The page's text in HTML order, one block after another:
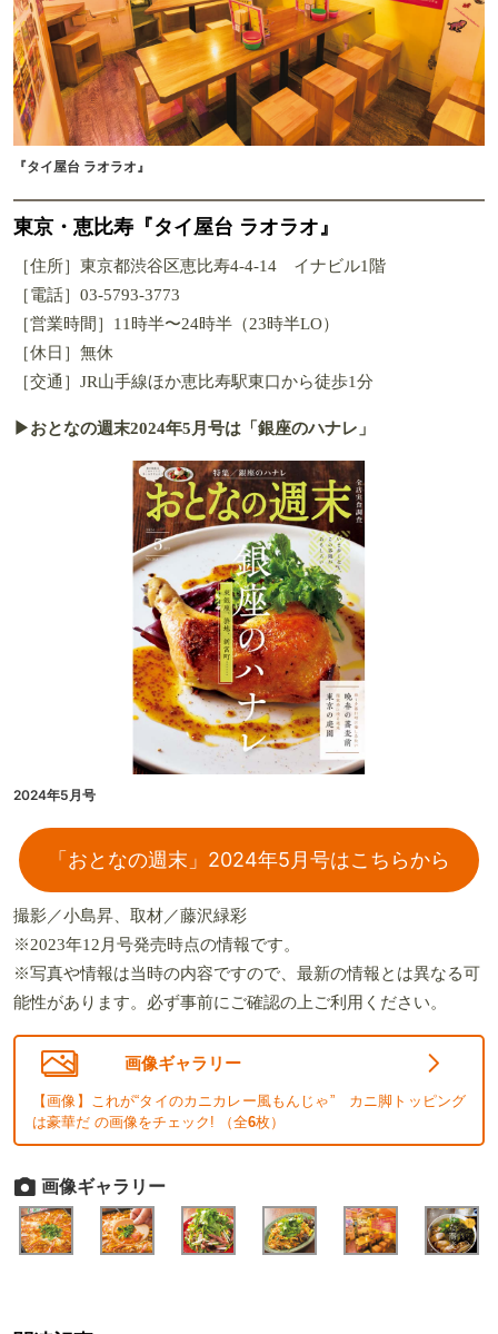
『タイ屋台 ラオラオ』
東京・恵比寿『タイ屋台 ラオラオ』
［住所］東京都渋谷区恵比寿4-4-14 イナビル1階
［電話］03-5793-3773
［営業時間］11時半〜24時半（23時半LO）
［休日］無休
［交通］JR山手線ほか恵比寿駅東口から徒歩1分
▶おとなの週末2024年5月号は「銀座のハナレ」
2024年5月号
「おとなの週末」2024年5月号はこちらから
撮影／小島昇、取材／藤沢緑彩
※2023年12月号発売時点の情報です。
※写真や情報は当時の内容ですので、最新の情報とは異なる可
能性があります。必ず事前にご確認の上ご利用ください。
画像ギャラリー
【画像】これが“タイのカニカレー風もんじゃ” カニ脚トッピング
は豪華だ の画像をチェック! （全6枚）
画像ギャラリー